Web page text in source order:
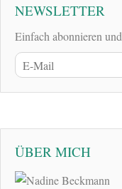
NEWSLETTER
Einfach abonnieren
ÜBER MICH